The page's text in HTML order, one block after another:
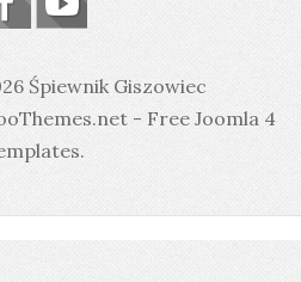
Śpiewnik Giszowiec
- Free Joomla 4
.